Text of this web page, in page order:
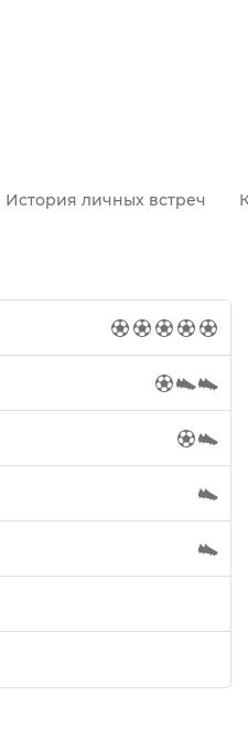
История личных встреч